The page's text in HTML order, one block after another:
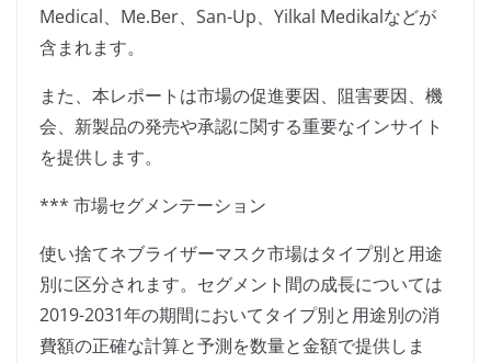
Medical、Me.Ber、San-Up、Yilkal Medikalなどが
含まれます。
また、本レポートは市場の促進要因、阻害要因、機
会、新製品の発売や承認に関する重要なインサイト
を提供します。
*** 市場セグメンテーション
使い捨てネブライザーマスク市場はタイプ別と用途
別に区分されます。セグメント間の成長については
2019-2031年の期間においてタイプ別と用途別の消
費額の正確な計算と予測を数量と金額で提供しま